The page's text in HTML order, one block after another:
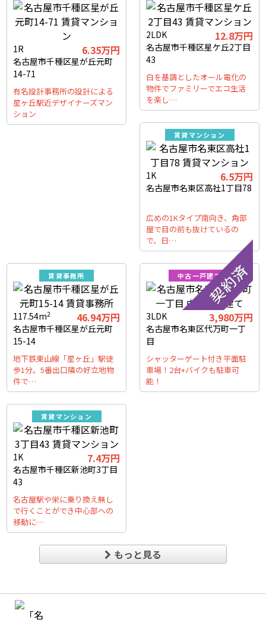
1R 6.35万円
名古屋市千種区星が丘元町
14-71
有名設計事務所の設計による
星ヶ丘駅近デザイナーズマン
ション
2LDK 12.8万円
名古屋市千種区星ケ丘2丁目
43
白を基調としたオール電化の
物件でファミリーでエコ生活
を楽し…
賃貸マンション
1K 6.5万円
名古屋市名東区高社1丁目78
広めの1Kタイプ南向き、角部
屋で目の前も抜けているの
で、日…
賃貸事務所
117.54m2 46.94万円
名古屋市千種区星が丘元町
15-14
地下鉄東山線「星ヶ丘」駅徒
歩1分。5番出口隣の好立地物
件で…
中古一戸建て
3LDK 3,980万円
名古屋市名東区代万町一丁
目
シャッターゲート付き平面駐
車場！2台+バイクも駐車可
能！
賃貸マンション
1K 7.4万円
名古屋市千種区新池町3丁目
43
名古屋駅や栄に乗り換え無し
で行くことができ中心部への
移動に…
もっと見る